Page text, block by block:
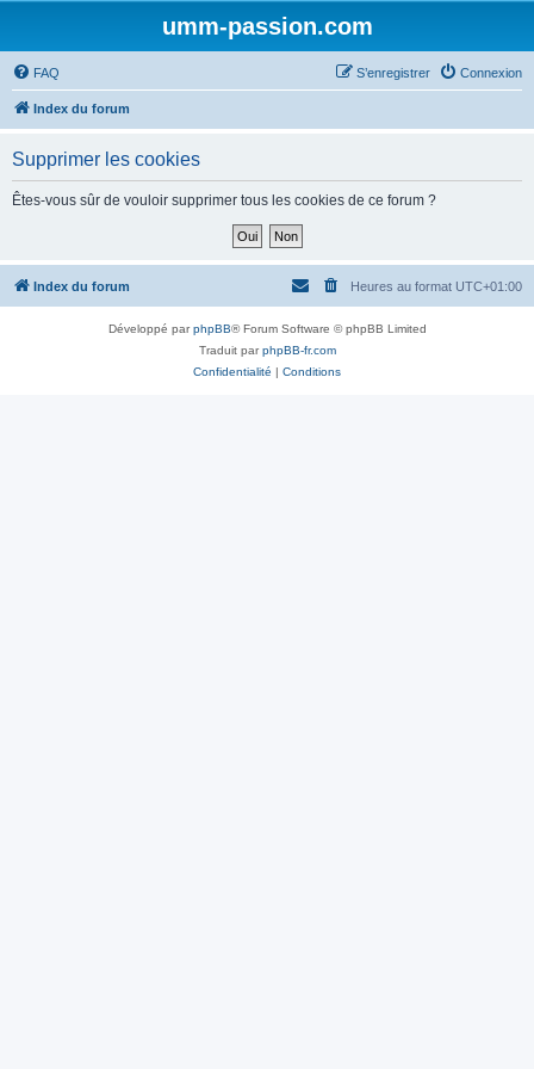
umm-passion.com
FAQ Connexion
S’enregistrer
Index du forum
Supprimer les cookies
Êtes-vous sûr de vouloir supprimer tous les cookies de ce forum ?
Index du forum Heures au format UTC+01:00
Développé parphpBB® Forum Software © phpBB Limited
Traduit parphpBB-fr.com
Confidentialité | Conditions